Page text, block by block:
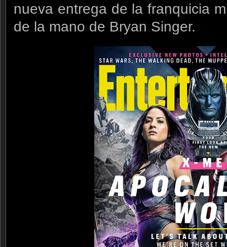
nueva entrega de la franquicia
de la mano de Bryan Singer.